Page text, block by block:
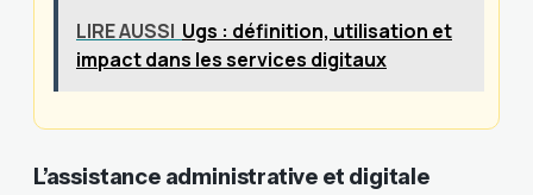
LIRE AUSSI Ugs : définition, utilisation et
impact dans les services digitaux
L’assistance administrative et digitale